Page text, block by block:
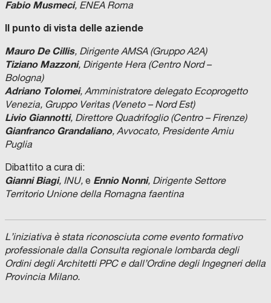
Fabio Musmeci, ENEA Roma
Il punto di vista delle aziende
Mauro De Cillis, Dirigente AMSA (Gruppo A2A)
Tiziano Mazzoni, Dirigente Hera (Centro Nord –
Bologna)
Adriano Tolomei, Amministratore delegato Ecoprogetto
Venezia, Gruppo Veritas (Veneto – Nord Est)
Livio Giannotti, Direttore Quadrifoglio (Centro – Firenze)
Gianfranco Grandaliano, Avvocato, Presidente Amiu
Puglia
Dibattito a cura di:
Gianni Biagi, INU, e Ennio Nonni, Dirigente Settore
Territorio Unione della Romagna faentina
L’iniziativa è stata riconosciuta come evento formativo
professionale dalla Consulta regionale lombarda degli
Ordini degli Architetti PPC e dall’Ordine degli Ingegneri della
Provincia Milano.